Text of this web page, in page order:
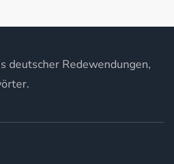
deutscher Redewendungen,